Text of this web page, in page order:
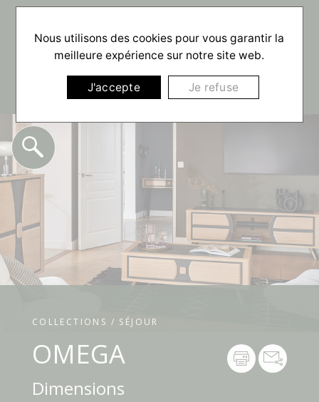
☰
COLLECTIONS / SÉJOUR
OMEGA
Dimensions
Nous utilisons des cookies pour vous garantir la
meilleure expérience sur notre site web.
J'accepte Je refuse